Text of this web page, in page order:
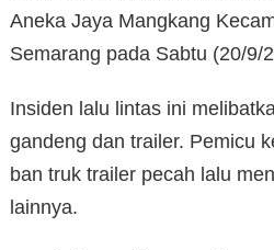
Aneka Jaya Mangkang
Semarang pada Sabtu (20/9/
Insiden lalu lintas ini
gandeng dan trailer. Pemicu
ban truk trailer pecah lalu
lainnya.